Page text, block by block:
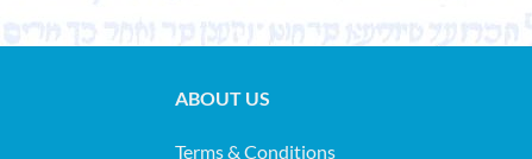
ABOUT US
Terms & Conditions